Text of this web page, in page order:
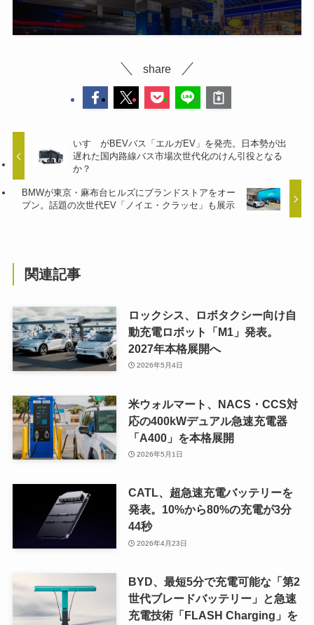
share
いすゞがBEVバス「エルガEV」を発売。日本勢が出
遅れた国内路線バス市場次世代化のけん引役となる
か？
BMWが東京・麻布台ヒルズにブランドストアをオー
プン。話題の次世代EV「ノイエ・クラッセ」も展示
関連記事
ロックシス、ロボタクシー向け自
動充電ロボット「M1」発表。
2027年本格展開へ
2026年5月4日
米ウォルマート、NACS・CCS対
応の400kWデュアル急速充電器
「A400」を本格展開
2026年5月1日
CATL、超急速充電バッテリーを
発表。10%から80%の充電が3分
44秒
2026年4月23日
BYD、最短5分で充電可能な「第2
世代ブレードバッテリー」と急速
充電技術「FLASH Charging」を